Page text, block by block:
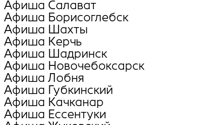
Афиша Салават
Афиша Борисоглебск
Афиша Шахты
Афиша Керчь
Афиша Шадринск
Афиша Новочебоксарск
Афиша Лобня
Афиша Губкинский
Афиша Качканар
Афиша Ессентуки